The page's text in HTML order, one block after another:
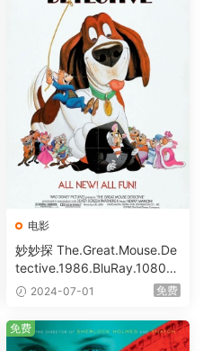
电影
妙妙探 The.Great.Mouse.De
tective.1986.BluRay.1080p.
AVC.DTS-HD.MA.5.1-HDHo
2024-07-01 免费
免费